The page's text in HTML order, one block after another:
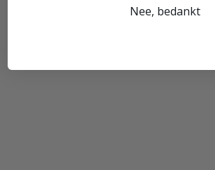
Nee, bedankt